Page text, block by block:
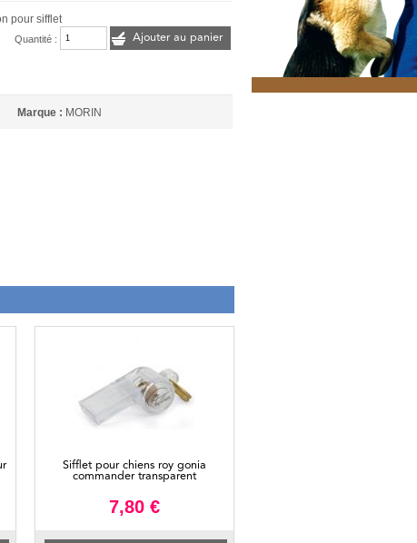
pour sifflet
Quantité : Ajouter au panier
Marque : MORIN
Sifflet pour chiens roy gonia
commander transparent
7,80 €